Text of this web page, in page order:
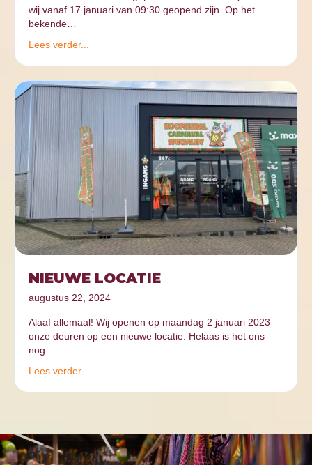
wij vanaf 17 januari van 09:30 geopend zijn. Op het
bekende…
Lees verder...
NIEUWE LOCATIE
augustus 22, 2024
Alaaf allemaal! Wij openen op maandag 2 januari 2023
onze deuren op een nieuwe locatie. Helaas is het ons
nog…
Lees verder...